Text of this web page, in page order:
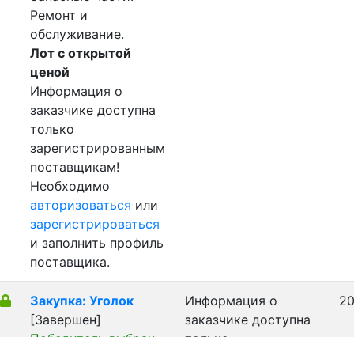
Ремонт и
обслуживание.
Лот с открытой
ценой
Информация о
заказчике доступна
только
зарегистрированным
поставщикам!
Необходимо
авторизоваться или
зарегистрироваться
и заполнить профиль
поставщика.
Закупка: Уголок
[Завершен]
Информация о
заказчике доступна